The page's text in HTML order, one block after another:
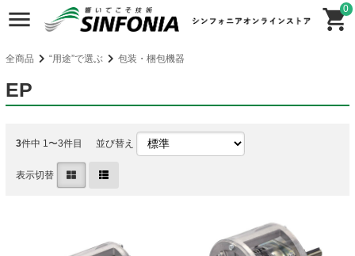
0
全商品 “用途”で選ぶ 包装・梱包機器
EP
3件中 1〜3件目 並び替え
表示切替